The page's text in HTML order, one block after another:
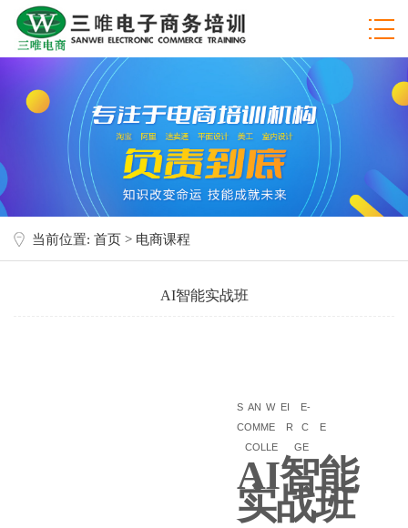
当前位置: 首页 > 电商课程
AI智能实战班
S AN W EI
E-
COMME
R C
E
COLLE
GE
AI智能
实战班